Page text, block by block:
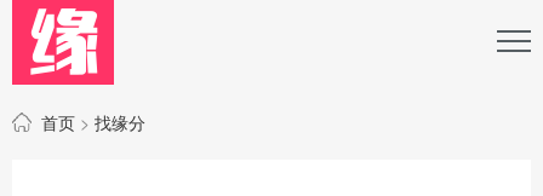
首页 > 找缘分